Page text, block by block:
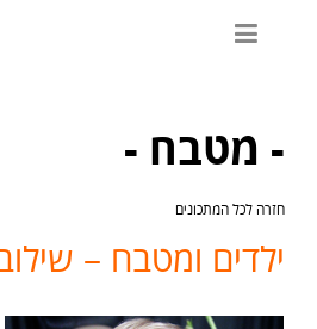
- מטבח -
חזרה לכל המתכונים
ילדים ומטבח –